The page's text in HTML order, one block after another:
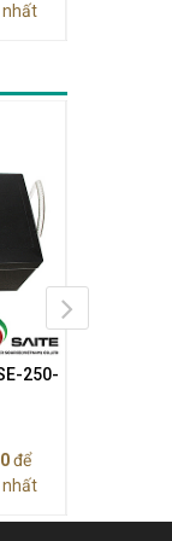
nhất
250-
để
nhất